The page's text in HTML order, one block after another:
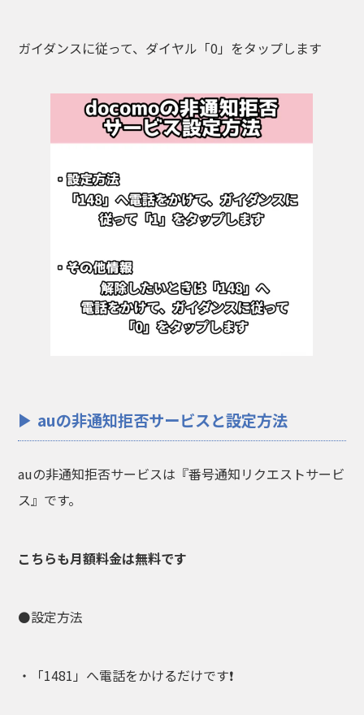
ガイダンスに従って、ダイヤル「0」をタップします
auの非通知拒否サービスと設定方法
auの非通知拒否サービスは『番号通知リクエストサービ
ス』です。
こちらも月額料金は無料です
⚫設定方法
・「1481」へ電話をかけるだけです❗